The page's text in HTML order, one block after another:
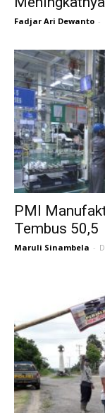
Fadjar Ari Dewanto -
PMI
Tembus 50,5
Maruli Sinambela -